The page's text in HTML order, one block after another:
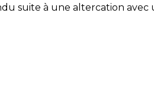
suite à une altercation avec